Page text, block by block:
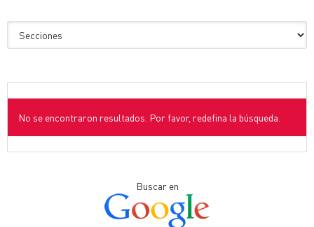
No se encontraron resultados. Por favor, redefina la búsqueda.
Buscar en